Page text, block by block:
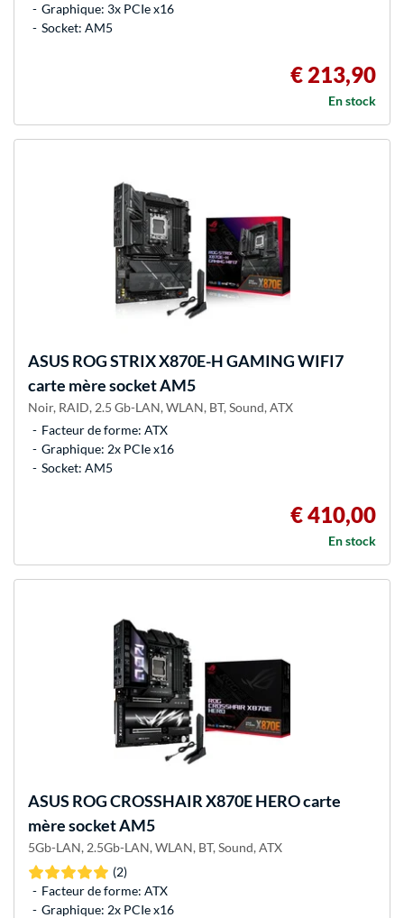
Graphique: 3x PCIe x16
Socket: AM5
€ 213,90
En stock
ASUS ROG STRIX X870E-H GAMING WIFI7
carte mère socket AM5
Noir, RAID, 2.5 Gb-LAN, WLAN, BT, Sound, ATX
Facteur de forme: ATX
Graphique: 2x PCIe x16
Socket: AM5
€ 410,00
En stock
ASUS ROG CROSSHAIR X870E HERO carte
mère socket AM5
5Gb-LAN, 2.5Gb-LAN, WLAN, BT, Sound, ATX
(2)
Facteur de forme: ATX
Graphique: 2x PCIe x16